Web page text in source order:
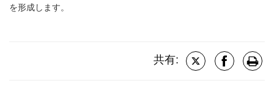
を形成します。
共有: